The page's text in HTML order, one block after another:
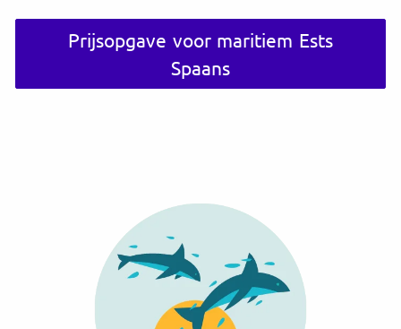
Prijsopgave voor maritiem Ests
Spaans